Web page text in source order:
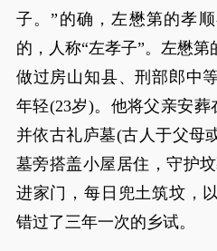
子。”的确，左懋第的孝
的，人称“左孝子”。左懋
做过房山知县、刑部郎中
年轻(23岁)。他将父亲安葬
并依古礼庐墓(古人于父母
墓旁搭盖小屋居住，守护
进家门，每日兜土筑坟，
错过了三年一次的乡试。